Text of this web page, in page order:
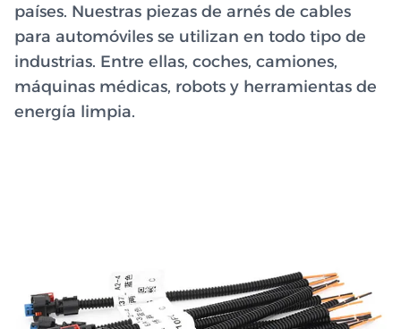
países. Nuestras piezas de arnés de cables
para automóviles se utilizan en todo tipo de
industrias. Entre ellas, coches, camiones,
máquinas médicas, robots y herramientas de
energía limpia.